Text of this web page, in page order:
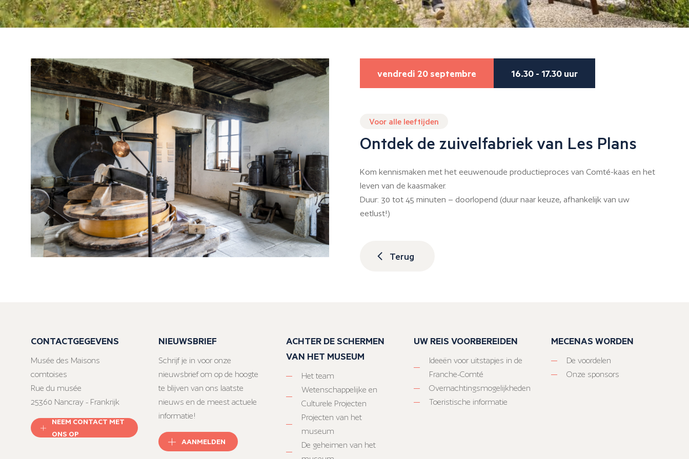
vendredi 20 septembre 16.30 - 17.30 uur
Voor alle leeftijden
Ontdek de zuivelfabriek van Les Plans
Kom kennismaken met het eeuwenoude productieproces van Comté-kaas en het
leven van de kaasmaker.
Duur: 30 tot 45 minuten – doorlopend (duur naar keuze, afhankelijk van uw
eetlust!)
Terug
CONTACTGEGEVENS
Musée des Maisons
comtoises
Rue du musée
25360 Nancray - Frankrijk
NEEM CONTACT MET
ONS OP
NIEUWSBRIEF
Schrijf je in voor onze
nieuwsbrief om op de hoogte
te blijven van ons laatste
nieuws en de meest actuele
informatie!
AANMELDEN
ACHTER DE SCHERMEN
VAN HET MUSEUM
Het team
Wetenschappelijke en
Culturele Projecten
Projecten van het
museum
De geheimen van het
UW REIS VOORBEREIDEN
Ideeën voor uitstapjes in de
Franche-Comté
Overnachtingsmogelijkheden
Toeristische informatie
MECENAS WORDEN
De voordelen
Onze sponsors